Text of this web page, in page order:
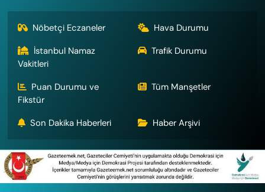
Nöbetçi Eczaneler
Hava Durumu
İstanbul Namaz
Vakitleri
Trafik Durumu
Puan Durumu ve
Fikstür
Tüm Manşetler
Son Dakika Haberleri Haber Arşivi